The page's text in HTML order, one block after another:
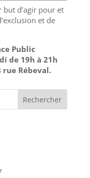
but d’agir pour et
et de
Public
de 19h à 21h
Rébeval.